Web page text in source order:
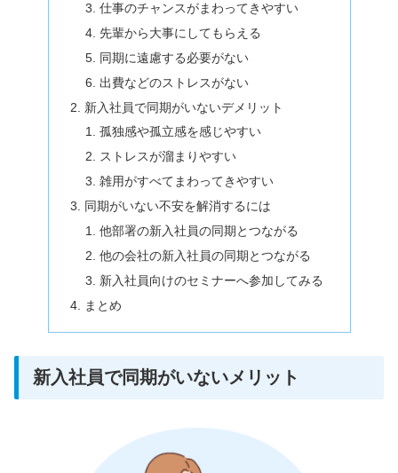
仕事のチャンスがまわってきやすい
先輩から大事にしてもらえる
同期に遠慮する必要がない
出費などのストレスがない
新入社員で同期がいないデメリット
孤独感や孤立感を感じやすい
ストレスが溜まりやすい
雑用がすべてまわってきやすい
同期がいない不安を解消するには
他部署の新入社員の同期とつながる
他の会社の新入社員の同期とつながる
新入社員向けのセミナーへ参加してみる
まとめ
新入社員で同期がいないメリット